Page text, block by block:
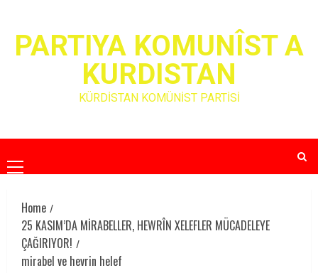
contentPARTIYA KOMUNÎST A
KURDISTAN
KÜRDİSTAN KOMÜNİST PARTİSİ
Primary
Menu
Home
25 KASIM’DA MİRABELLER, HEWRÎN XELEFLER MÜCADELEYE
ÇAĞIRIYOR!
mirabel ve hevrin helef